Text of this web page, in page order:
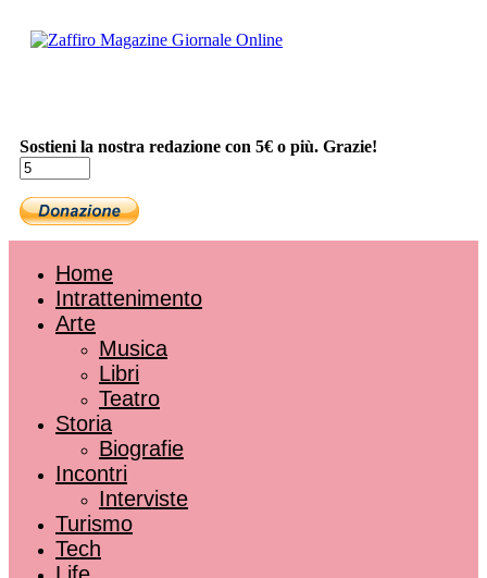
Sostieni la nostra redazione con 5€ o più. Grazie!
Home
Intrattenimento
Arte
Musica
Libri
Teatro
Storia
Biografie
Incontri
Interviste
Turismo
Tech